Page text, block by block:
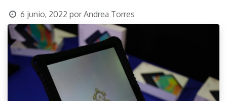
6 junio, 2022 porAndrea Torres